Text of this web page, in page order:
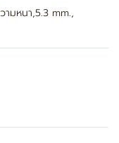
ามหนา,5.3 mm.,